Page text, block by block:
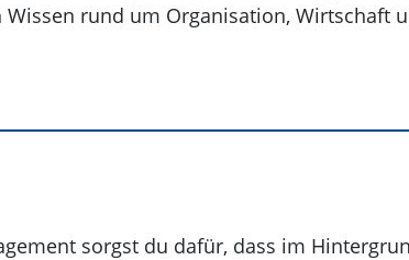
rund um Organisation, Wirtschaft
sorgst du dafür, dass im